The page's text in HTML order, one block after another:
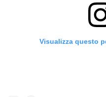
Visualizza questo